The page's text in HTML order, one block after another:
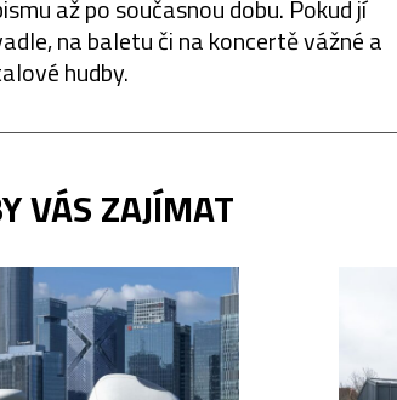
až po současnou dobu. Pokud jí
na baletu či na koncertě vážné a
hudby.
VÁS ZAJÍMAT